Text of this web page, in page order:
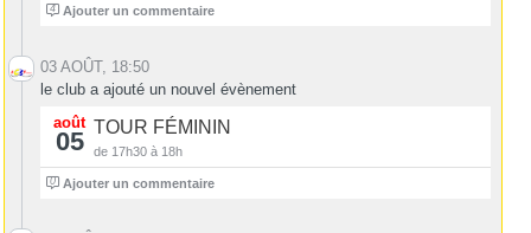
4 Ajouter un commentaire
03 AOÛT, 18:50
le club a ajouté un nouvel évènement
août
05 TOUR FÉMININ
de 17h30 à 18h
0 Ajouter un commentaire